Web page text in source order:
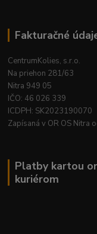
Fakturačné
CentrumKolies, s.r.o.
Na priehon 281/63
Nitra 949 05
IČO: 46 026 339
ICDPH: SK2023190070
Zapísaná v OR OS Nitra
Platby kartou
kuriérom